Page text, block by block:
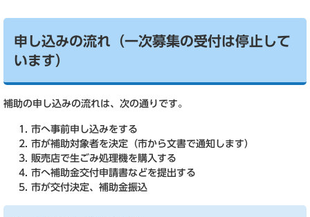
申し込みの流れ（一次募集の受付は停止して
います）
補助の申し込みの流れは、次の通りです。
市へ事前申し込みをする
市が補助対象者を決定（市から文書で通知します）
販売店で生ごみ処理機を購入する
市へ補助金交付申請書などを提出する
市が交付決定、補助金振込